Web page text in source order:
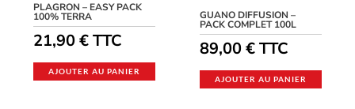
PLAGRON – EASY PACK
100% TERRA
21,90€ TTC
AJOUTER AU PANIER
GUANO DIFFUSION –
PACK COMPLET 100L
89,00€TTC
AJOUTER AU PANIER